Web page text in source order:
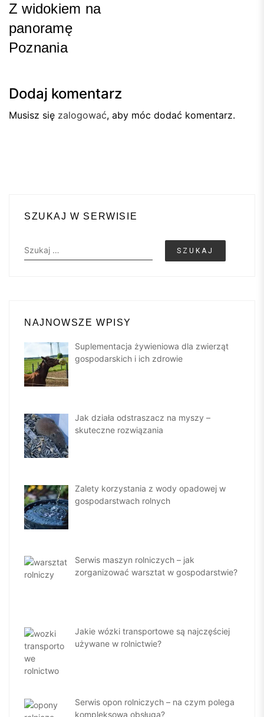
Z widokiem na
panoramę
Poznania
Dodaj komentarz
Musisz się zalogować, aby móc dodać komentarz.
SZUKAJ W SERWISIE
Szukaj:
NAJNOWSZE WPISY
Suplementacja żywieniowa dla zwierząt
gospodarskich i ich zdrowie
Jak działa odstraszacz na myszy –
skuteczne rozwiązania
Zalety korzystania z wody opadowej w
gospodarstwach rolnych
Serwis maszyn rolniczych – jak
zorganizować warsztat w gospodarstwie?
Jakie wózki transportowe są najczęściej
używane w rolnictwie?
Serwis opon rolniczych – na czym polega
kompleksowa obsługa?